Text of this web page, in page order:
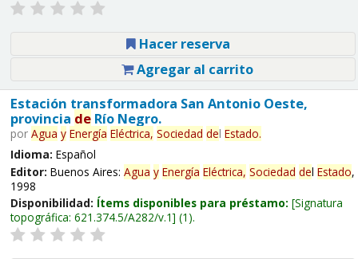
Hacer reserva
Agregar al carrito
Estación transformadora San Antonio Oeste,
provincia deRío Negro.
por Agua y Energía Eléctrica, Sociedad del Estado.
Idioma: Español
Editor: Buenos Aires: Agua y Energía Eléctrica, Sociedad del Estado,
1998
Disponibilidad: Ítems disponibles para préstamo: Signatura
topográfica: 621.374.5/A282/v.1 (1).